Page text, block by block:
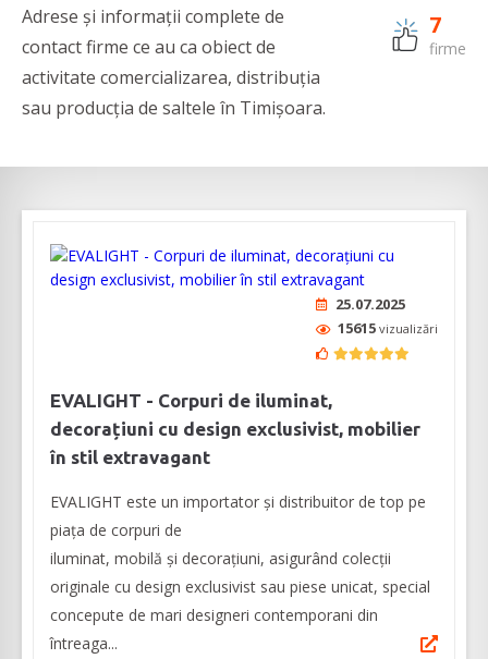
Adrese și informații complete de
contact firme ce au ca obiect de
activitate comercializarea, distribuția
sau producția de saltele în Timișoara.
7
firme
25.07.2025
15615 vizualizări
EVALIGHT - Corpuri de iluminat,
decorațiuni cu design exclusivist, mobilier
în stil extravagant
EVALIGHT este un importator și distribuitor de top pe
piața de corpuri de
iluminat, mobilă și decorațiuni, asigurând colecții
originale cu design exclusivist sau piese unicat, special
concepute de mari designeri contemporani din
întreaga...